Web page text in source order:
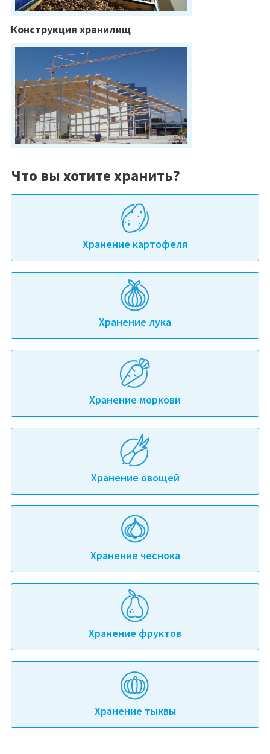
Конструкция хранилищ
Что вы хотите хранить?
Хранение картофеля
Хранение лука
Хранение моркови
Хранение овощей
Хранение чеснока
Хранение фруктов
Хранение тыквы